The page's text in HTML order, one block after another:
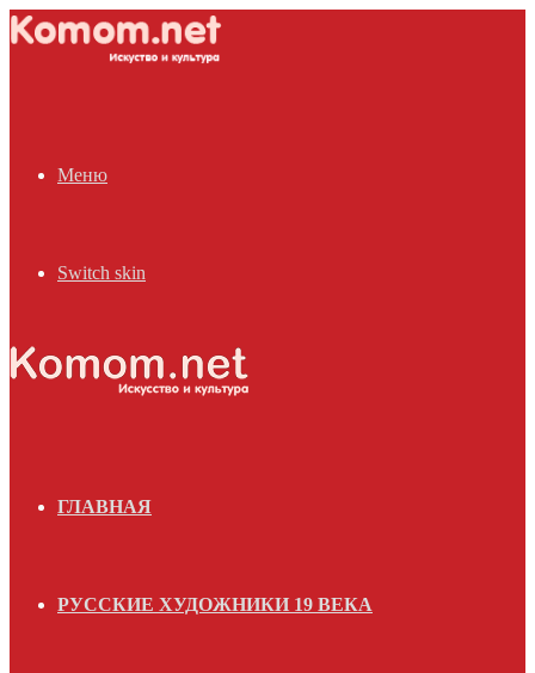
Меню
Switch skin
ГЛАВНАЯ
РУССКИЕ ХУДОЖНИКИ 19 ВЕКА